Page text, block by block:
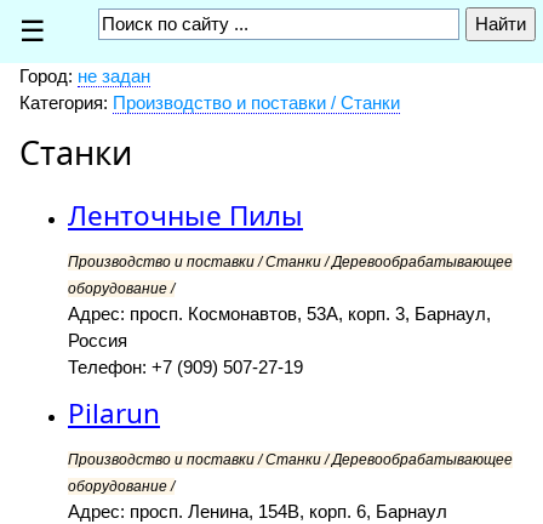
☰
Город: не задан
Категория: Производство и поставки / Станки
Станки
Ленточные Пилы
Производство и поставки / Станки / Деревообрабатывающее
оборудование /
Адрес: просп. Космонавтов, 53А, корп. 3, Барнаул,
Россия
Телефон: +7 (909) 507-27-19
Pilarun
Производство и поставки / Станки / Деревообрабатывающее
оборудование /
Адрес: просп. Ленина, 154В, корп. 6, Барнаул